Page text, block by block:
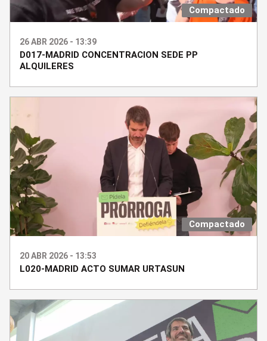
Compactado
26 ABR 2026 - 13:39
D017-MADRID CONCENTRACION SEDE PP
ALQUILERES
Compactado
20 ABR 2026 - 13:53
L020-MADRID ACTO SUMAR URTASUN